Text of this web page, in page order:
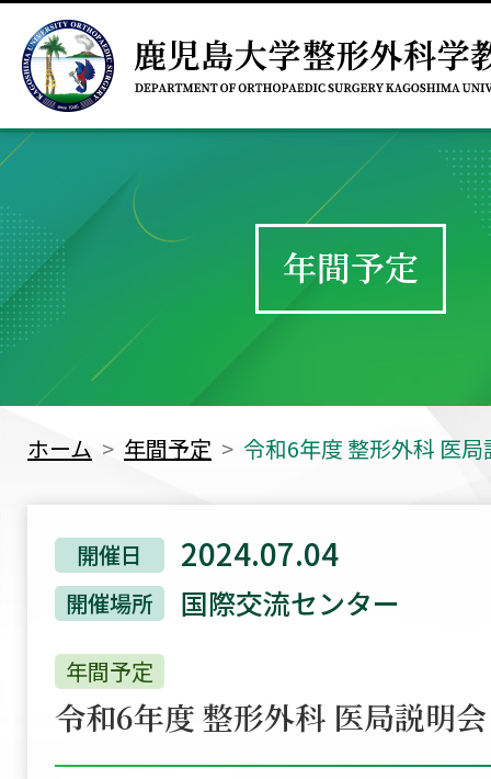
年間予定
ホーム 年間予定 令和6年度 整形外科 医
開催日 2024.07.04
開催場所 国際交流センター
年間予定
令和6年度 整形外科 医局説明会